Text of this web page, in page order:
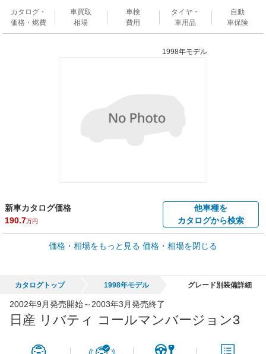
カタログ・
価格・燃費
車買取
相場
車検
費用
タイヤ・
車用品
自動
車保険
1998年モデル
新車カタログ価格
190.7万円
他車種を
カタログから検索
車買取価格 *
車買取相場
65,050円
価格・相場をもっと見る 価格・相場を閉じる
カタログトップ 1998年モデル グレード別装備詳細
2002年9月発売開始～2003年3月発売終了
日産 リバティ コールマンバージョン3